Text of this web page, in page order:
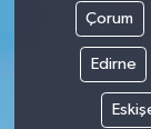
Çorum
Edirne